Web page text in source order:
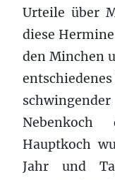
Urteile über
diese
den Minchen
Hauptkoch
Jahr und